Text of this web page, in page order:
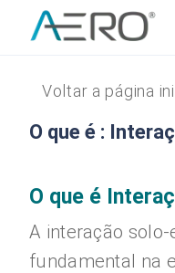
Voltar a página
O que é :
O que é
A interação
fundamental na